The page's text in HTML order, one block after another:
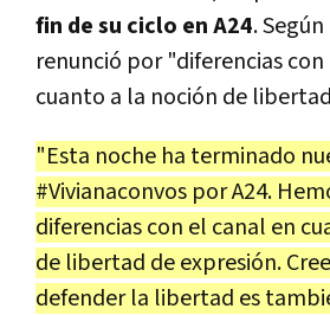
fin de su ciclo en A24.
renunció por "diferencias
cuanto a la noción de
"Esta noche ha terminado
#Vivianaconvos por A24.
diferencias con el canal en
de libertad de expresión.
defender la libertad es